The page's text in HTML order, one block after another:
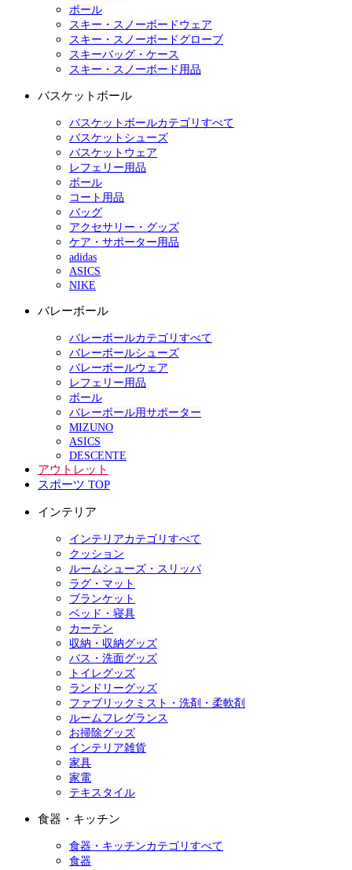
ポール
スキー・スノーボードウェア
スキー・スノーボードグローブ
スキーバッグ・ケース
スキー・スノーボード用品
バスケットボール
バスケットボールカテゴリすべて
バスケットシューズ
バスケットウェア
レフェリー用品
ボール
コート用品
バッグ
アクセサリー・グッズ
ケア・サポーター用品
adidas
ASICS
NIKE
バレーボール
バレーボールカテゴリすべて
バレーボールシューズ
バレーボールウェア
レフェリー用品
ボール
バレーボール用サポーター
MIZUNO
ASICS
DESCENTE
アウトレット
スポーツ TOP
インテリア
インテリアカテゴリすべて
クッション
ルームシューズ・スリッパ
ラグ・マット
ブランケット
ベッド・寝具
カーテン
収納・収納グッズ
バス・洗面グッズ
トイレグッズ
ランドリーグッズ
ファブリックミスト・洗剤・柔軟剤
ルームフレグランス
お掃除グッズ
インテリア雑貨
家具
家電
テキスタイル
食器・キッチン
食器・キッチンカテゴリすべて
食器